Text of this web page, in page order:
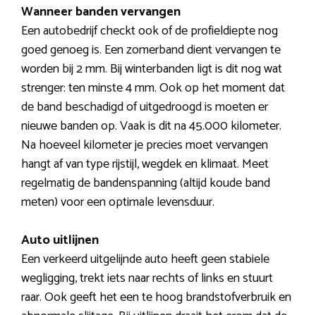
Wanneer banden vervangen
Een autobedrijf checkt ook of de profieldiepte nog
goed genoeg is. Een zomerband dient vervangen te
worden bij 2 mm. Bij winterbanden ligt is dit nog wat
strenger: ten minste 4 mm. Ook op het moment dat
de band beschadigd of uitgedroogd is moeten er
nieuwe banden op. Vaak is dit na 45.000 kilometer.
Na hoeveel kilometer je precies moet vervangen
hangt af van type rijstijl, wegdek en klimaat. Meet
regelmatig de bandenspanning (altijd koude band
meten) voor een optimale levensduur.
Auto uitlijnen
Een verkeerd uitgelijnde auto heeft geen stabiele
wegligging, trekt iets naar rechts of links en stuurt
raar. Ook geeft het een te hoog brandstofverbruik en